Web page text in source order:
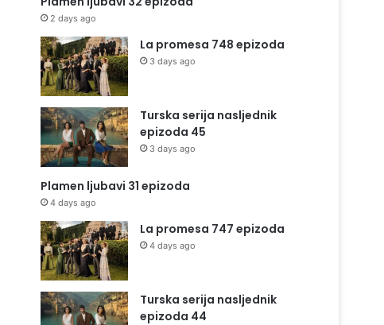
2 days ago
La promesa 748 epizoda
3 days ago
Turska serija nasljednik
epizoda 45
3 days ago
Plamen ljubavi 31 epizoda
4 days ago
La promesa 747 epizoda
4 days ago
Turska serija nasljednik
epizoda 44